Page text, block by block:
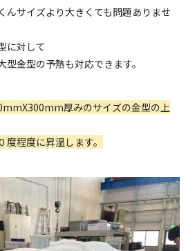
んサイズより大きくても問題ありませ
に対して
金型の予熱も対応できます。
厚みのサイズの金型の上
程度に昇温します。